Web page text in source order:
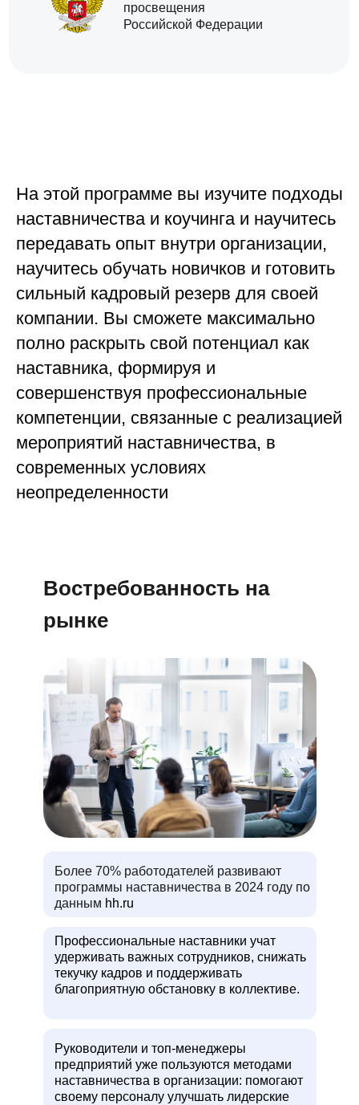
просвещения
Российской Федерации
На этой программе вы изучите подходы
наставничества и коучинга и научитесь
передавать опыт внутри организации,
научитесь обучать новичков и готовить
сильный кадровый резерв для своей
компании. Вы сможете максимально
полно раскрыть свой потенциал как
наставника, формируя и
совершенствуя профессиональные
компетенции, связанные с реализацией
мероприятий наставничества, в
современных условиях
неопределенности
Более 70% работодателей развивают
программы наставничества в 2024 году по
данным hh.ru
Профессиональные наставники учат
удерживать важных сотрудников, снижать
текучку кадров и поддерживать
благоприятную обстановку в коллективе.
Руководители и топ-менеджеры
предприятий уже пользуются методами
наставничества в организации: помогают
своему персоналу улучшать лидерские
Востребованность на
рынке